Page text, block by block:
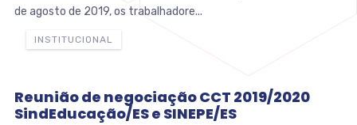
de agosto de 2019, os trabalhadore...
INSTITUCIONAL
Reunião de negociação CCT 2019/2020
SindEducação/ES e SINEPE/ES